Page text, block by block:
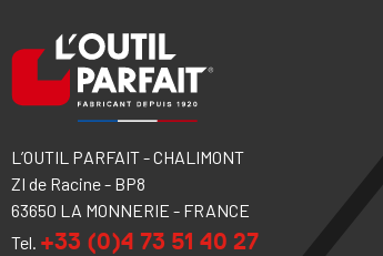
L’OUTIL PARFAIT - CHALIMONT
ZI de Racine - BP8
63650 LA MONNERIE - FRANCE
Tel. +33 (0)4 73 51 40 27